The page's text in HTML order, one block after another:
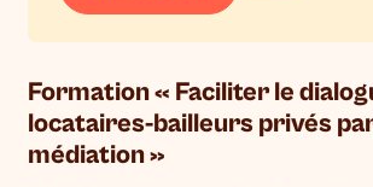
Formation « Faciliter le
locataires-bailleurs privés
médiation »